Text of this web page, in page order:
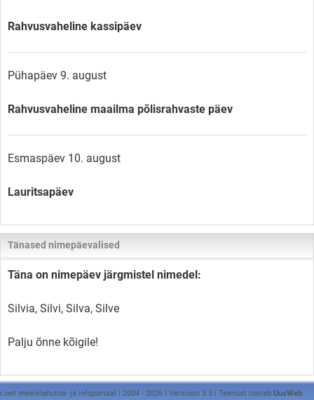
Rahvusvaheline kassipäev
Pühapäev 9. august
Rahvusvaheline maailma põlisrahvaste päev
Esmaspäev 10. august
Lauritsapäev
Tänased nimepäevalised
Täna on nimepäev järgmistel nimedel:
Silvia, Silvi, Silva, Silve
Palju õnne kõigile!
meelelahutus- ja infoportaal | 2004 - 2026 | Versioon 3.3 | Teenust toetab UusWeb